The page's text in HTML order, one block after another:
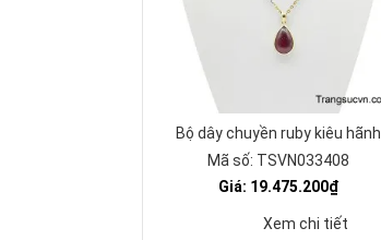
Bộ dây chuyền ruby kiêu hãnh
Mã số: TSVN033408
Giá: 19.475.200₫
Xem chi tiết